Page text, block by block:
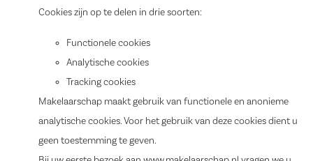
Cookies zijn op te delen in drie soorten:
Functionele cookies
Analytische cookies
Tracking cookies
Makelaarschap maakt gebruik van functionele en anonieme
analytische cookies. Voor het gebruik van deze cookies dient u
geen toestemming te geven.